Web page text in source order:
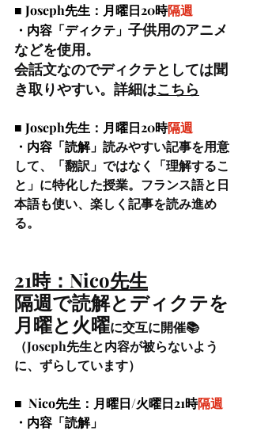
■ Joseph先生：月曜日20時隔週
・内容「ディクテ」 子供用のアニメ
などを使用。
会話文なのでディクテとしては聞
き取りやすい。詳細はこちら
■ Joseph先生：月曜日20時隔週
・内容「読解」 読みやすい記事を用意
して、「翻訳」ではなく「理解するこ
と」に特化した授業。フランス語と日
本語も使い、楽しく記事を読み進め
る。
21時：Nico先生
隔週で読解とディクテを
月曜と火曜に交互に開催📚
（Joseph先生と内容が被らないよう
に、ずらしています）
■  Nico先生：月曜日/火曜日21時隔週
・内容「読解」